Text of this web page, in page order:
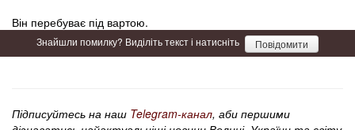
Він перебуває під вартою.
Знайшли помилку? Виділіть текст і натисніть Повідомити
Підписуйтесь на наш Telegram-канал, аби першими